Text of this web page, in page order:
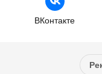
ВКонтакте